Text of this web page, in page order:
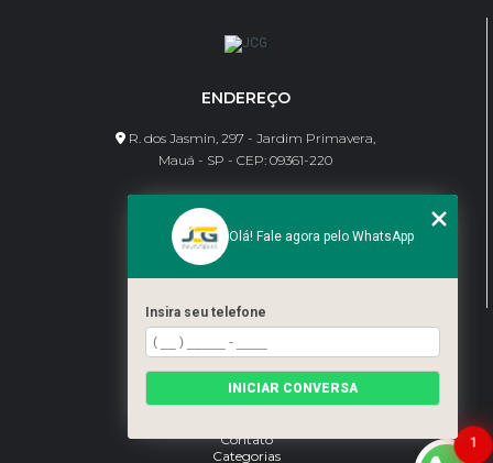
ENDEREÇO
R. dos Jasmin, 297 - Jardim Primavera,
Mauá - SP - CEP: 09361-220
CONTATO
(11) 95462-8630
bene@jcgdivisorias.com
Home
Sobre Nós
Serviços
Contato
Categorias
1
Olá! Fale agora pelo WhatsApp
Insira seu telefone
INICIAR CONVERSA